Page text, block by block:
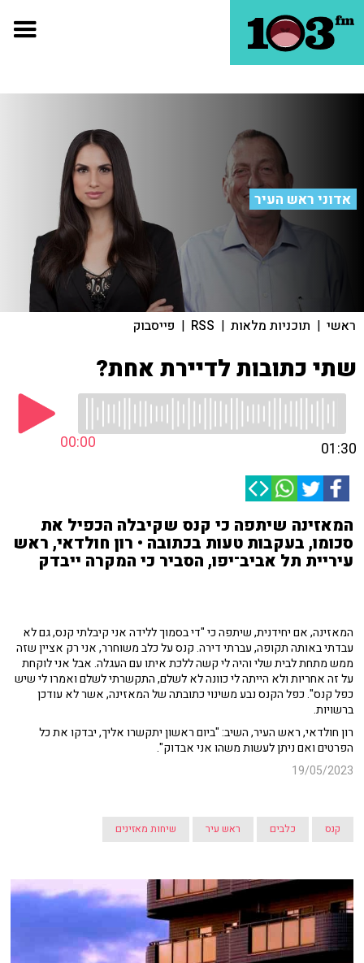
אדוני ראש העיר
ראשי | תוכניות מלאות |
RSS
| פייסבוק
שתי כתובות לדיירת אחת?
00:00 01:30
המאזינה שיתפה כי קנס שקיבלה הכפיל את
סכומו, בעקבות טעות בכתובה • רון חולדאי, ראש
עיריית תל אביב־יפו, הסביר כי המקרה ייבדק
המאזינה, אם יחידנית, שיתפה כי "די בסמוך ללידה אני קיבלתי קנס, גם לא
עבדתי באותה תקופה, עברתי דירה. קנס על כלב משוחרר, אני רק אציין שזה
ממש מתחת לבית שלי והיה לי קשה ללכת איתו עם העגלה. אבל אני לוקחת
על זה אחריות ולא הייתה לי כוונה לא לשלם, התקשרתי לשלם ואמרו לי שיש
כפל קנס". כפל הקנס נבע משינוי כתובתה של המאזינה, אשר לא עודכן
ברשויות.
רון חולדאי, ראש העיר, השיב: "ביום ראשון יתקשרו אליך, יבדקו את כל
הפרטים ואם ניתן לעשות משהו אני אבדוק".
19/05/2023
קנס כלבים ראש עיר שיחות מאזינים